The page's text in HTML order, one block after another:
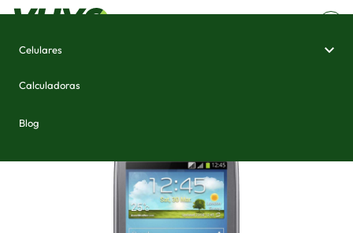
Celulares
Calculadoras
Blog
Samsung Galaxy Pocket Neo Duos